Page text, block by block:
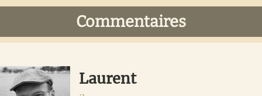
Interactions
du
Commentaires
Laurent